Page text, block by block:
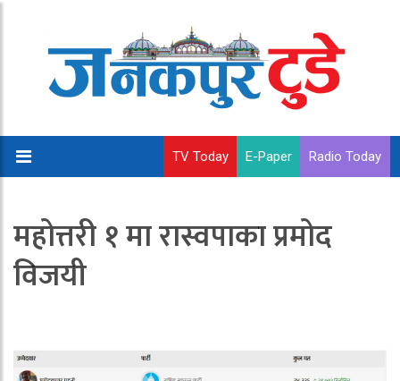
TV Today E-Paper Radio Today
महोत्तरी १ मा रास्वपाका प्रमोद
विजयी